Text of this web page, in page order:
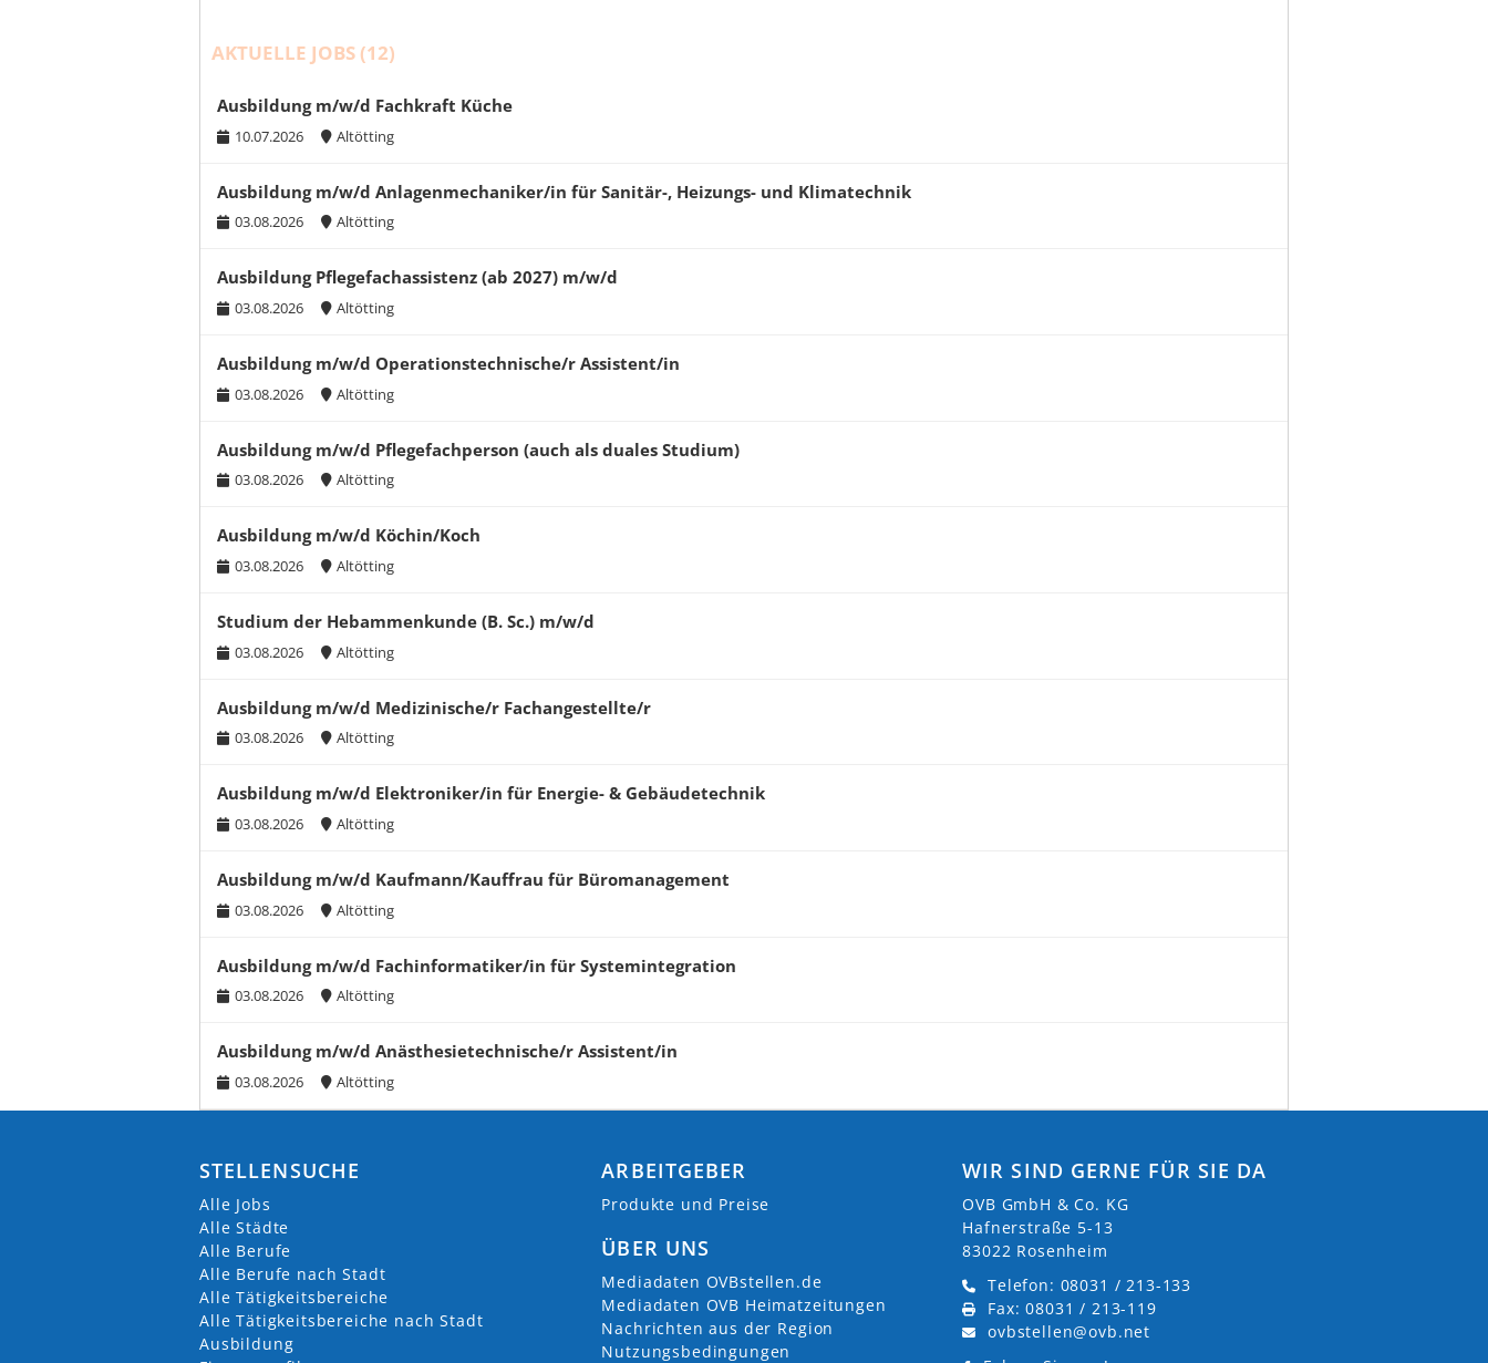
AKTUELLE JOBS (12)
Ausbildung m/w/d Fachkraft Küche
10.07.2026 Altötting
Ausbildung m/w/d Anlagenmechaniker/in für Sanitär-, Heizungs- und Klimatechnik
03.08.2026 Altötting
Ausbildung Pflegefachassistenz (ab 2027) m/w/d
03.08.2026 Altötting
Ausbildung m/w/d Operationstechnische/r Assistent/in
03.08.2026 Altötting
Ausbildung m/w/d Pflegefachperson (auch als duales Studium)
03.08.2026 Altötting
Ausbildung m/w/d Köchin/Koch
03.08.2026 Altötting
Studium der Hebammenkunde (B. Sc.) m/w/d
03.08.2026 Altötting
Ausbildung m/w/d Medizinische/r Fachangestellte/r
03.08.2026 Altötting
Ausbildung m/w/d Elektroniker/in für Energie- & Gebäudetechnik
03.08.2026 Altötting
Ausbildung m/w/d Kaufmann/Kauffrau für Büromanagement
03.08.2026 Altötting
Ausbildung m/w/d Fachinformatiker/in für Systemintegration
03.08.2026 Altötting
Ausbildung m/w/d Anästhesietechnische/r Assistent/in
03.08.2026 Altötting
STELLENSUCHE
Alle Jobs
Alle Städte
Alle Berufe
Alle Berufe nach Stadt
Alle Tätigkeitsbereiche
Alle Tätigkeitsbereiche nach Stadt
Ausbildung
ARBEITGEBER
Produkte und Preise
ÜBER UNS
Mediadaten OVBstellen.de
Mediadaten OVB Heimatzeitungen
Nachrichten aus der Region
Nutzungsbedingungen
WIR SIND GERNE FÜR SIE DA
OVB GmbH & Co. KG
Hafnerstraße 5-13
83022 Rosenheim
Telefon: 08031 / 213-133
Fax: 08031 / 213-119
ovbstellen@ovb.net